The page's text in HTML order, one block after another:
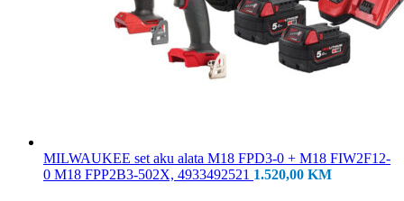
MILWAUKEE set aku alata M18 FPD3-0 + M18 FIW2F12-
0 M18 FPP2B3-502X, 4933492521 1.520,00 KM